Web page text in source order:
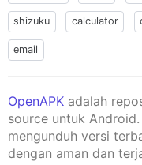
shizuku calculator
email
OpenAPK adalah
source untuk
mengunduh versi
dengan aman dan